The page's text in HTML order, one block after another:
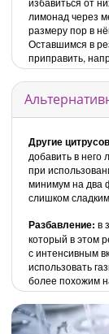
лимонад через
размеру пор в
Оставшимся в
приправить,
Другие
добавить в
при
минимум на два
слишком
Разбавление: в
который в этом
с интенсивным
использовать
более похожим